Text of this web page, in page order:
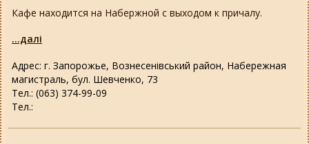
Адрес: г. Запорожье, Вознесенівський район, Набережная
магистраль, бул. Шевченко, 73
Тел.: (063) 374-99-09
Тел.:
Кафе находится на Набержной с выходом к причалу.
...далі